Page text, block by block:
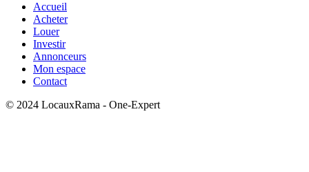
Accueil
Acheter
Louer
Investir
Annonceurs
Mon espace
Contact
© 2024 LocauxRama - One-Expert